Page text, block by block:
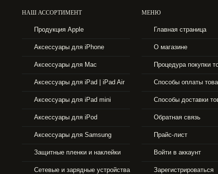
DEXIM. АВТОМОБИЛЬНОЕ ЗАРЯДНОЕ ...
НАШ АССОРТИМЕНТ
Продукция Apple
Аксессуары для iPhone
Аксессуары для Mac
Аксессуары для iPad | iPad Air
Аксессуары для iPad mini
Аксессуары для iPod
Аксессуары для Samsung
Защитные пленки и наклейки
Сетевые и зарядные устройства
МЕНЮ
Главная страница
О магазине
Процедура покупки
Способы оплаты
Способы доставки
Обратная связь
Прайс-лист
Войти в аккаунт
Зарегистрироваться